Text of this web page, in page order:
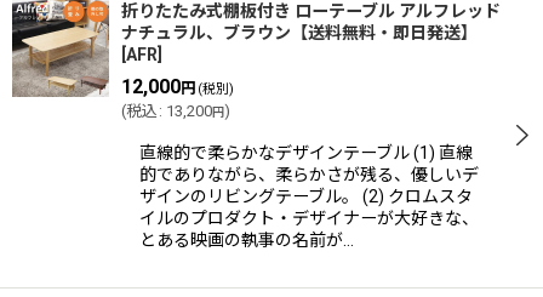
折りたたみ式棚板付き ローテーブル アルフレッド
ナチュラル、ブラウン【送料無料・即日発送】
AFR
12,000円 (税別)
(税込 : 13,200円)
直線的で柔らかなデザインテーブル (1) 直線
的でありながら、柔らかさが残る、優しいデ
ザインのリビングテーブル。 (2) クロムスタ
イルのプロダクト・デザイナーが大好きな、
とある映画の執事の名前が…